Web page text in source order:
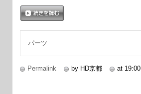
パーツ
Permalink by HD京都 at 19:00